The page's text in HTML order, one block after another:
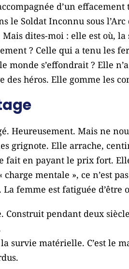
d’un
le Soldat Inconnu sous l’Arc
dites-moi : elle est où,
? Celle qui a tenu les
monde s’effondrait ? Elle
des héros. Elle gomme les
Heureusement. Mais ne
grignote. Elle arrache,
fait en payant le prix fort.
mentale », ce n’est
femme est fatiguée d’être
Construit pendant deux
survie matérielle. C’est le